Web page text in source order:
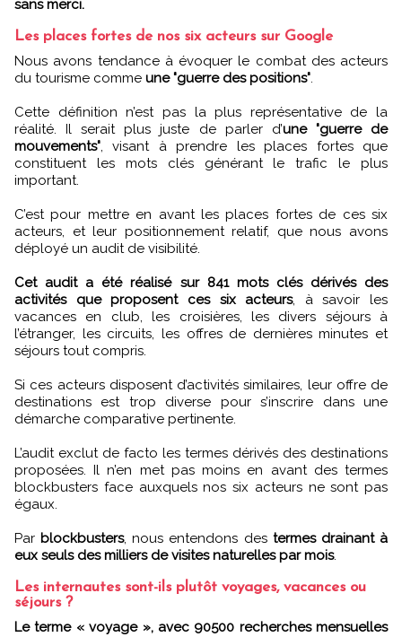
sans merci.
Les places fortes de nos six acteurs sur Google
Nous avons tendance à évoquer le combat des acteurs
du tourisme comme une "guerre des positions".
Cette définition n’est pas la plus représentative de la
réalité. Il serait plus juste de parler d’une "guerre de
mouvements", visant à prendre les places fortes que
constituent les mots clés générant le trafic le plus
important.
C’est pour mettre en avant les places fortes de ces six
acteurs, et leur positionnement relatif, que nous avons
déployé un audit de visibilité.
Cet audit a été réalisé sur 841 mots clés dérivés des
activités que proposent ces six acteurs, à savoir les
vacances en club, les croisières, les divers séjours à
l’étranger, les circuits, les offres de dernières minutes et
séjours tout compris.
Si ces acteurs disposent d’activités similaires, leur offre de
destinations est trop diverse pour s’inscrire dans une
démarche comparative pertinente.
L’audit exclut de facto les termes dérivés des destinations
proposées. Il n’en met pas moins en avant des termes
blockbusters face auxquels nos six acteurs ne sont pas
égaux.
Par blockbusters, nous entendons des termes drainant à
eux seuls des milliers de visites naturelles par mois.
Les internautes sont-ils plutôt voyages, vacances ou
séjours ?
Le terme « voyage », avec 90500 recherches mensuelles